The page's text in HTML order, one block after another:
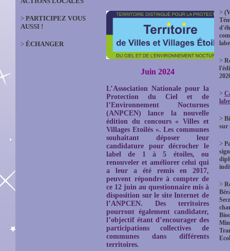
> PARTICIPEZ VOUS
AUSSI !
> ÉCHANGER
Juin 2024
L’Association Nationale pour la
Protection du Ciel et de
l’Environnement Nocturnes
(ANPCEN) lance la nouvelle
édition du concours « Villes et
Villages Etoilés ». Les communes
souhaitant déposer leur
candidature pour décrocher le
label de 1 à 5 étoiles, ou
renouveler et améliorer celui qui
a leur a été remis en 2017,
peuvent répondre à compter de
ce 12 juin au questionnaire mis à
disposition sur le site Internet de
l’ANPCEN. Des territoires
pourront également candidater,
l’objectif étant d’encourager des
participations collectives de
communes dans différents
territoires.
>
>
>
>
sur
>
>